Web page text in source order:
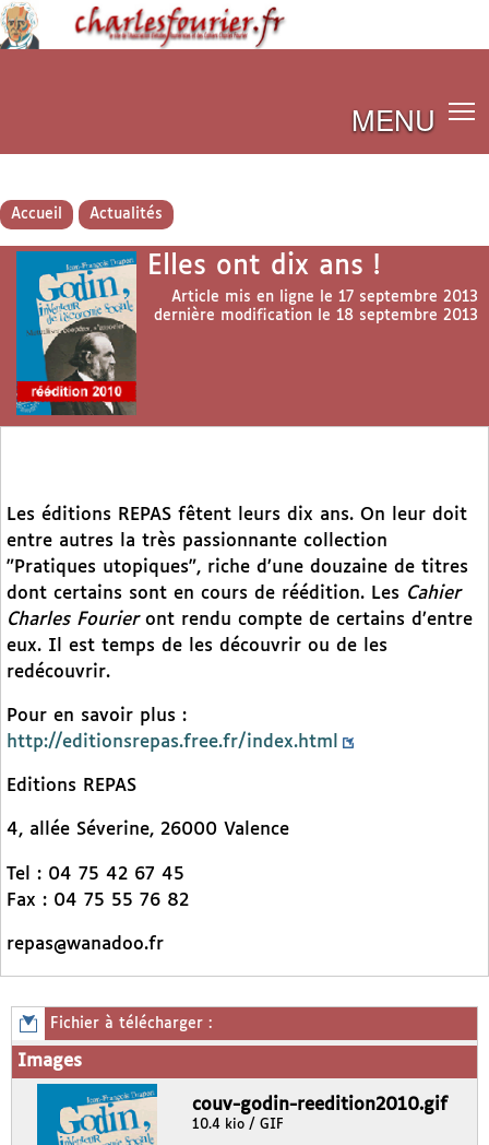
MENU
Accueil Actualités
Elles ont dix ans !
Article mis en ligne le 17 septembre 2013
dernière modification le 18 septembre 2013
Les éditions REPAS fêtent leurs dix ans. On leur doit
entre autres la très passionnante collection
"Pratiques utopiques", riche d’une douzaine de titres
dont certains sont en cours de réédition. Les Cahier
Charles Fourieront rendu compte de certains d’entre
eux. Il est temps de les découvrir ou de les
redécouvrir.
Pour en savoir plus :
http://editionsrepas.free.fr/index.html
Editions REPAS
4, allée Séverine, 26000 Valence
Tel : 04 75 42 67 45
Fax : 04 75 55 76 82
repas@wanadoo.fr
Fichier à télécharger :
Images
couv-godin-reedition2010.gif
10.4 kio / GIF